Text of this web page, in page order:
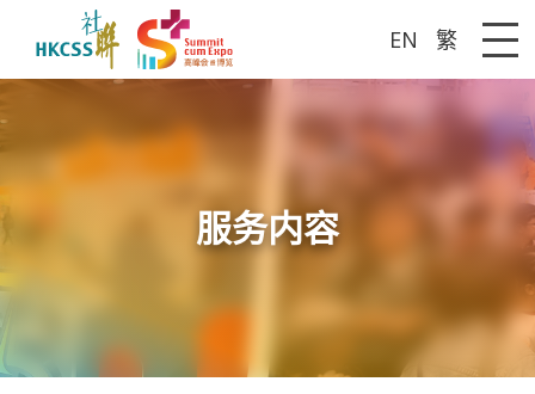
EN 繁
服务内容